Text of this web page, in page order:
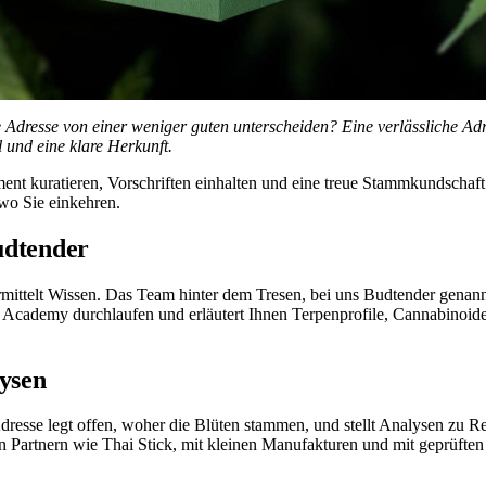
von einer weniger guten unterscheiden? Eine verlässliche
und eine klare Herkunft.
kuratieren, Vorschriften einhalten und eine treue
Sie einkehren.
Wissen. Das Team hinter dem Tresen, bei uns Budtender
durchlaufen und erläutert Ihnen Terpenprofile,
legt offen, woher die Blüten stammen, und stellt Analysen zu
Partnern wie Thai Stick, mit kleinen Manufakturen und mit